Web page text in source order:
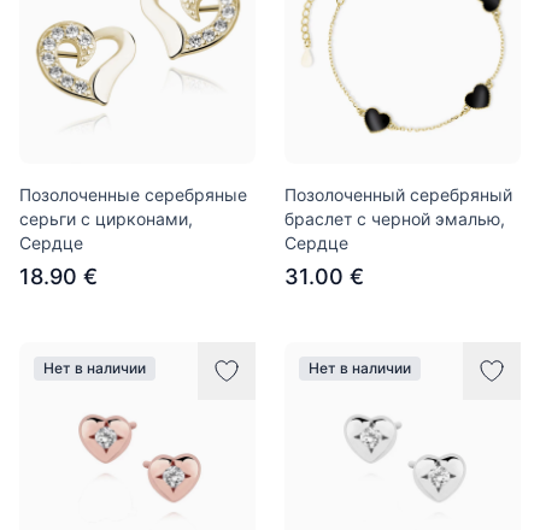
Позолоченные серебряные
серьги с цирконами,
Сердце
18.90 €
Позолоченный серебряный
браслет с черной эмалью,
Сердце
31.00 €
Нет в наличии Нет в наличии